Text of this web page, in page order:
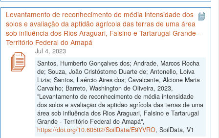
Levantamento de reconhecimento de média intensidade dos
solos e avaliação da aptidão agrícola das terras de uma área
sob influência dos Rios Araguari, Falsino e Tartarugal Grande -
Território Federal do Amapá
Jul 4, 2023
Santos, Humberto Gonçalves dos; Andrade, Marcos Rocha
de; Souza, João Cristóstomo Duarte de; Antonello, Loiva
Lizia; Santos, Laércio Aires dos; Cavalcante, Alcione Maria
Carvalho; Barreto, Washington de Oliveira, 2023,
"Levantamento de reconhecimento de média intensidade
dos solos e avaliação da aptidão agrícola das terras de uma
área sob influência dos Rios Araguari, Falsino e Tartarugal
Grande - Território Federal do Amapá",
https://doi.org/10.60502/SoilData/E9YVRO, SoilData, V1